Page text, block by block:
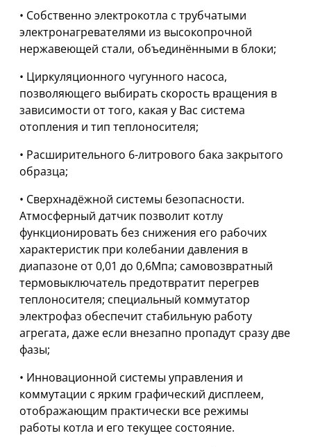
• Собственно электрокотла с трубчатыми
электронагревателями из высокопрочной
нержавеющей стали, объединёнными в блоки;
• Циркуляционного чугунного насоса,
позволяющего выбирать скорость вращения в
зависимости от того, какая у Вас система
отопления и тип теплоносителя;
• Расширительного 6-литрового бака закрытого
образца;
• Сверхнадёжной системы безопасности.
Атмосферный датчик позволит котлу
функционировать без снижения его рабочих
характеристик при колебании давления в
диапазоне от 0,01 до 0,6Мпа; самовозвратный
термовыключатель предотвратит перегрев
теплоносителя; специальный коммутатор
электрофаз обеспечит стабильную работу
агрегата, даже если внезапно пропадут сразу две
фазы;
• Инновационной системы управления и
коммутации с ярким графический дисплеем,
отображающим практически все режимы
работы котла и его текущее состояние.